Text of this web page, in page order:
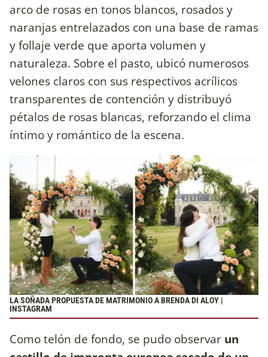
arco de rosas en tonos blancos, rosados y
naranjas entrelazados con una base de ramas
y follaje verde que aporta volumen y
naturaleza. Sobre el pasto, ubicó numerosos
velones claros con sus respectivos acrílicos
transparentes de contención y distribuyó
pétalos de rosas blancas, reforzando el clima
íntimo y romántico de la escena.
LA SOÑADA PROPUESTA DE MATRIMONIO A BRENDA DI ALOY |
INSTAGRAM
Como telón de fondo, se pudo observar un